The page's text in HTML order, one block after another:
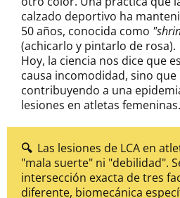
calzado deportivo ha
50 años, conocida como
(achicarlo y pintarlo de rosa).
Hoy, la ciencia nos dice que
causa incomodidad, sino
contribuyendo a una
lesiones en atletas femeninas.
🔍 Las lesiones de LCA en
"mala suerte" ni "debilidad".
intersección exacta de tres
diferente, biomecánica